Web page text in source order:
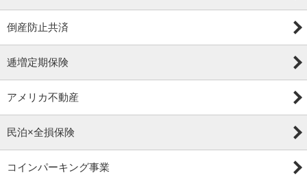
倒産防止共済
逓増定期保険
アメリカ不動産
民泊×全損保険
コインパーキング事業